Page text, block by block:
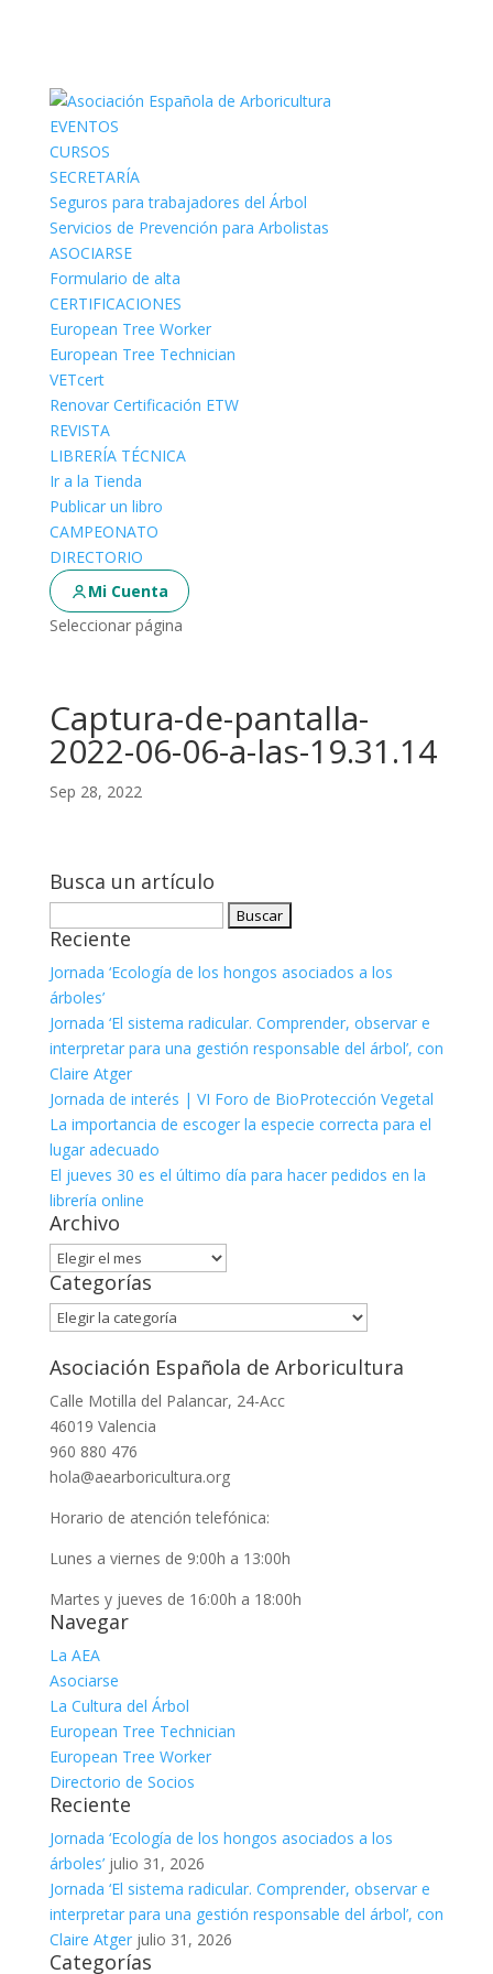
EVENTOS
CURSOS
SECRETARÍA
Seguros para trabajadores del Árbol
Servicios de Prevención para Arbolistas
ASOCIARSE
Formulario de alta
CERTIFICACIONES
European Tree Worker
European Tree Technician
VETcert
Renovar Certificación ETW
REVISTA
LIBRERÍA TÉCNICA
Ir a la Tienda
Publicar un libro
CAMPEONATO
DIRECTORIO
Mi Cuenta
Seleccionar página
Captura-de-pantalla-
2022-06-06-a-las-19.31.14
Sep 28, 2022
Busca un artículo
Reciente
Jornada ‘Ecología de los hongos asociados a los
árboles’
Jornada ‘El sistema radicular. Comprender, observar e
interpretar para una gestión responsable del árbol’, con
Claire Atger
Jornada de interés | VI Foro de BioProtección Vegetal
La importancia de escoger la especie correcta para el
lugar adecuado
El jueves 30 es el último día para hacer pedidos en la
librería online
Archivo
Archivo
Categorías
Categorías
Asociación Española de Arboricultura
Calle Motilla del Palancar, 24-Acc
46019 Valencia
960 880 476
hola@aearboricultura.org
Horario de atención telefónica:
Lunes a viernes de 9:00h a 13:00h
Martes y jueves de 16:00h a 18:00h
Navegar
La AEA
Asociarse
La Cultura del Árbol
European Tree Technician
European Tree Worker
Directorio de Socios
Reciente
Jornada ‘Ecología de los hongos asociados a los
árboles’ julio 31, 2026
Jornada ‘El sistema radicular. Comprender, observar e
interpretar para una gestión responsable del árbol’, con
Claire Atger julio 31, 2026
Categorías